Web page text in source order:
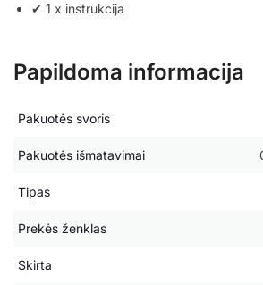
✔ 1 x instrukcija
Papildoma informacija
Pakuotės svoris
Pakuotės išmatavimai
Tipas
Prekės ženklas
Skirta